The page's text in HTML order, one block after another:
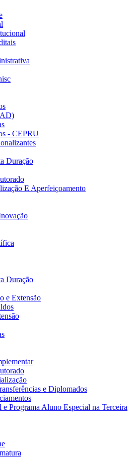
- CEPRU
Duração
E Aperfeiçoamento
Duração
e Extensão
e Diplomados
Programa Aluno Especial na Terceira